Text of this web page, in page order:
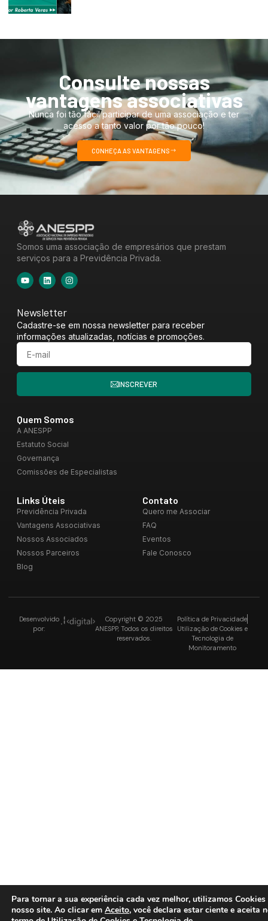
Consulte nossas
vantagens associativas
Nunca foi tão fácil participar de uma associação e ter
acesso a tanto valor por tão pouco!
CONHEÇA AS VANTAGENS
Somos uma associação de empresários que prestam
serviços para a Previdência Privada.
Quem Somos
A ANESPP
Estatuto Social
Governança
Comissões de Especialistas
Links Úteis
Previdência Privada
Vantagens Associativas
Nossos Associados
Nossos Parceiros
Blog
Contato
Quero me Associar
FAQ
Eventos
Fale Conosco
Newsletter
Cadastre-se em nossa newsletter para receber
informações atualizadas, notícias e promoções.
INSCREVER
Copyright © 2025
ANESPP, Todos os direitos
reservados.
Desenvolvido
por:
Política de Privacidade
Utilização de Cookies e
Tecnologia de
Monitoramento
Para tornar a sua experiência cada vez melhor, utilizamos Cookies
nosso site. Ao clicar em Aceito, você declara estar ciente e aceita